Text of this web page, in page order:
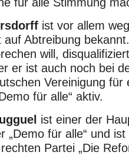
ist vor allem
auf Abtreibung
will,
er ist auch noch bei
Vereinigung für
für alle“ aktiv.
ist einer der
„Demo für alle“ und
Partei „Die